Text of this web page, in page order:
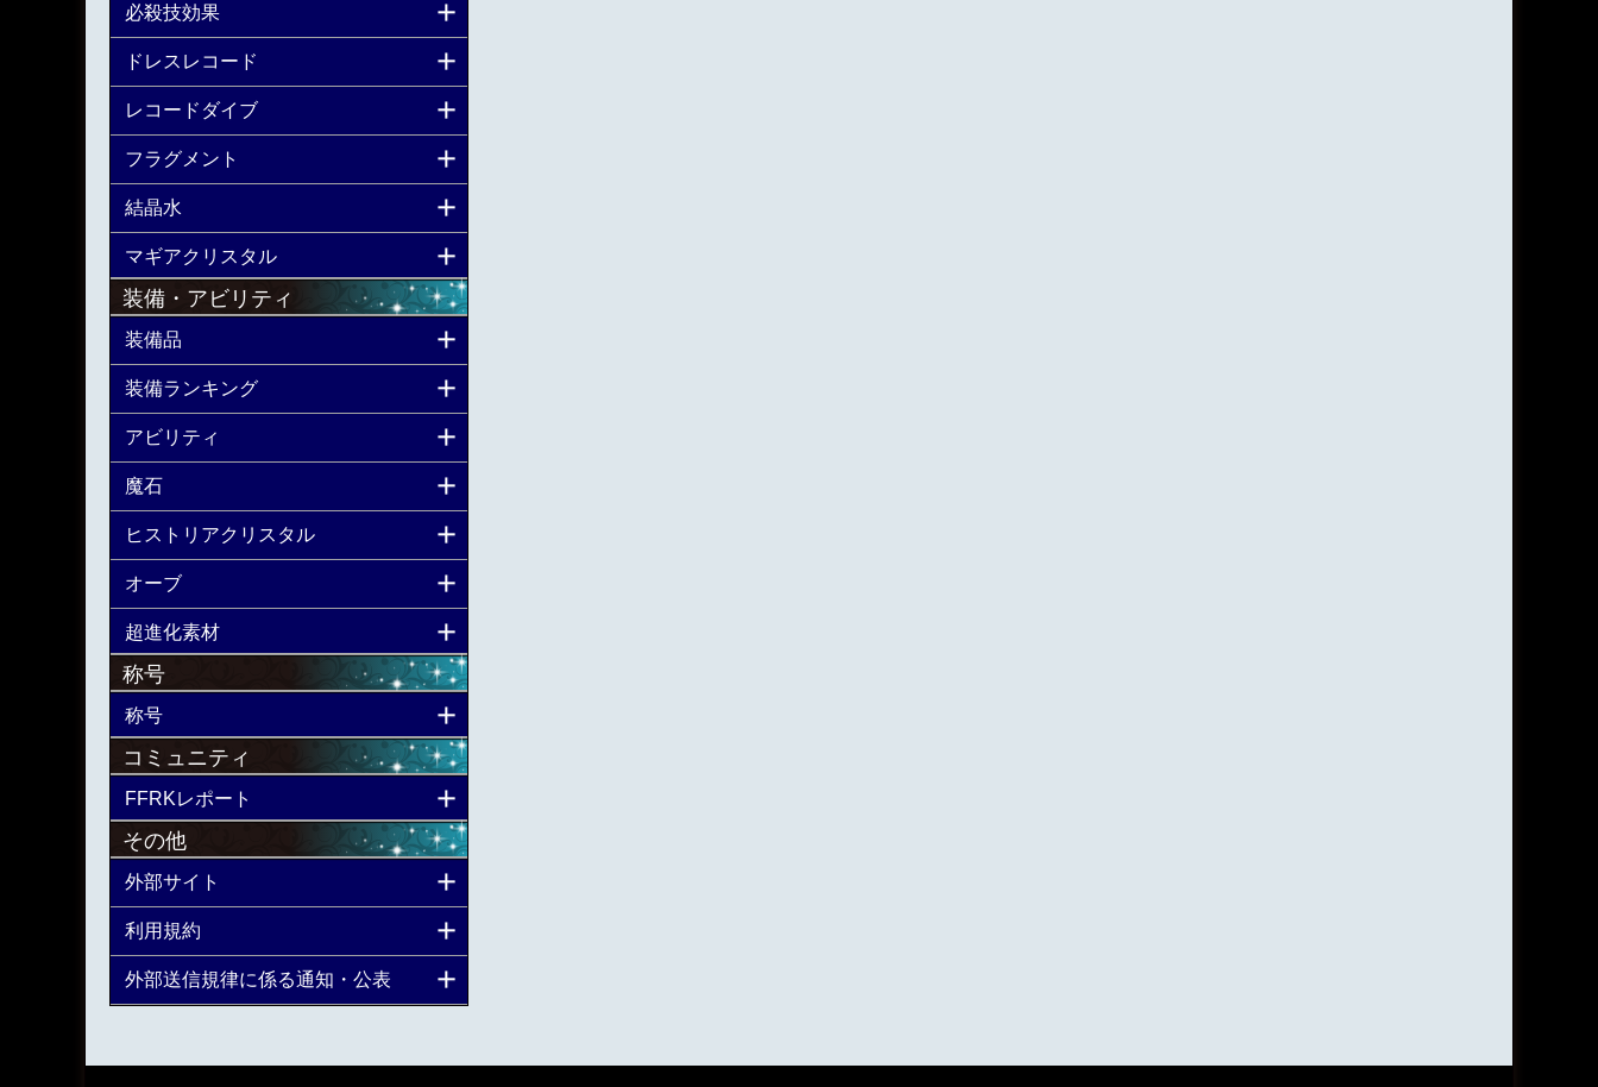
必殺技効果
ドレスレコード
レコードダイブ
フラグメント
結晶水
マギアクリスタル
装備・アビリティ
装備品
装備ランキング
アビリティ
魔石
ヒストリアクリスタル
オーブ
超進化素材
称号
称号
コミュニティ
FFRKレポート
その他
外部サイト
利用規約
外部送信規律に係る通知・公表